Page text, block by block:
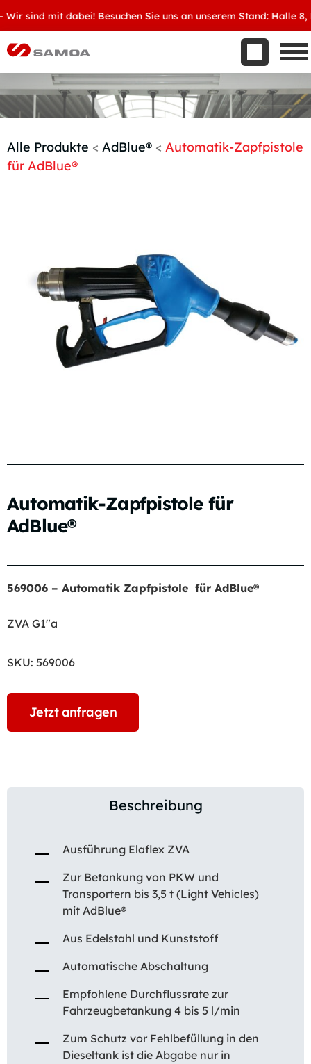
sind mit dabei! Besuchen Sie uns an unserem Stand: Halle 8,
Aktuelles
Kontakt
Handelspartner werden
Alle Produkte < AdBlue® < Automatik-Zapfpistole
für AdBlue®
Automatik-Zapfpistole für
AdBlue®
569006 – Automatik Zapfpistole für AdBlue®
ZVA G1″a
SKU: 569006
Jetzt anfragen
Beschreibung
Ausführung Elaflex ZVA
Zur Betankung von PKW und
Transportern bis 3,5 t (Light Vehicles)
mit AdBlue®
Aus Edelstahl und Kunststoff
Automatische Abschaltung
Empfohlene Durchflussrate zur
Fahrzeugbetankung 4 bis 5 l/min
Zum Schutz vor Fehlbefüllung in den
Dieseltank ist die Abgabe nur in